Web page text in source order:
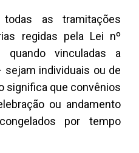
as tramitações
regidas pela Lei nº
quando vinculadas a
individuais ou de
significa que convênios
ou andamento
por tempo